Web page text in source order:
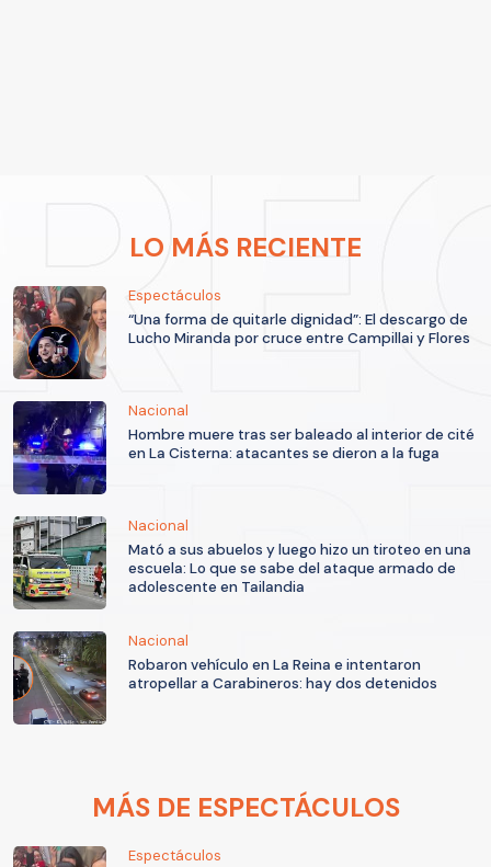
LO MÁS RECIENTE
Espectáculos
“Una forma de quitarle dignidad”: El descargo de
Lucho Miranda por cruce entre Campillai y Flores
Nacional
Hombre muere tras ser baleado al interior de cité
en La Cisterna: atacantes se dieron a la fuga
Nacional
Mató a sus abuelos y luego hizo un tiroteo en una
escuela: Lo que se sabe del ataque armado de
adolescente en Tailandia
Nacional
Robaron vehículo en La Reina e intentaron
atropellar a Carabineros: hay dos detenidos
MÁS DE ESPECTÁCULOS
Espectáculos